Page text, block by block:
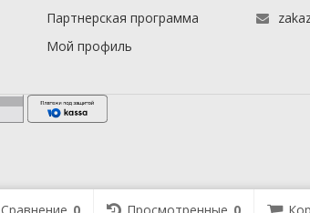
Партнерская программа
Мой профиль